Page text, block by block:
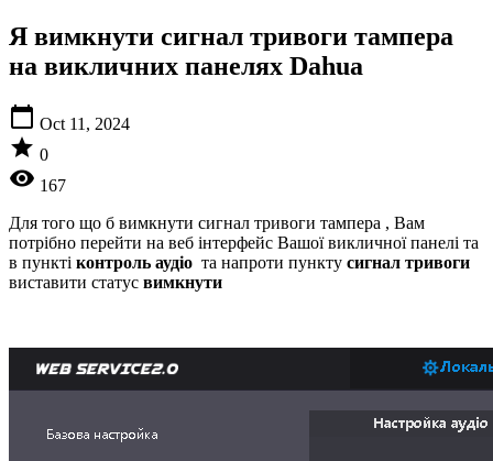
Я вимкнути сигнал тривоги тампера
на викличних панелях Dahua
calendar_today Oct 11, 2024
star 0
visibility 167
Для того що б вимкнути сигнал тривоги тампера , Вам
потрібно перейти на веб інтерфейс Вашої викличної панелі та
в пункті контроль аудіо та напроти пункту сигнал тривоги
виставити статус вимкнути